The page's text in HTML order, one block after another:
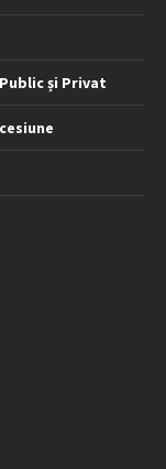
și Privat